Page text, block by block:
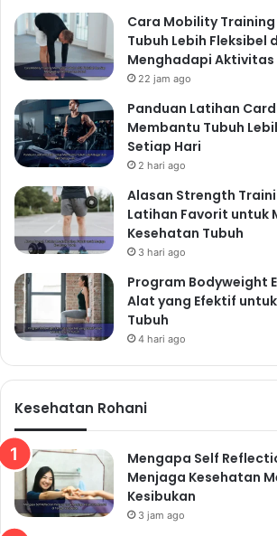
Cara Mobility
Tubuh Lebih Fleksibel
Menghadapi Aktivitas
22 jam ago
Panduan Latihan
Membantu Tubuh
Setiap Hari
2 hari ago
Alasan Strength
Latihan Favorit untuk
Kesehatan Tubuh
3 hari ago
Program Bodyweight
Alat yang Efektif
Tubuh
4 hari ago
Kesehatan Rohani
Mengapa Self
Menjaga Kesehatan
Kesibukan
3 jam ago